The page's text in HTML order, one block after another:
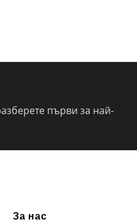
първи за най-
За нас